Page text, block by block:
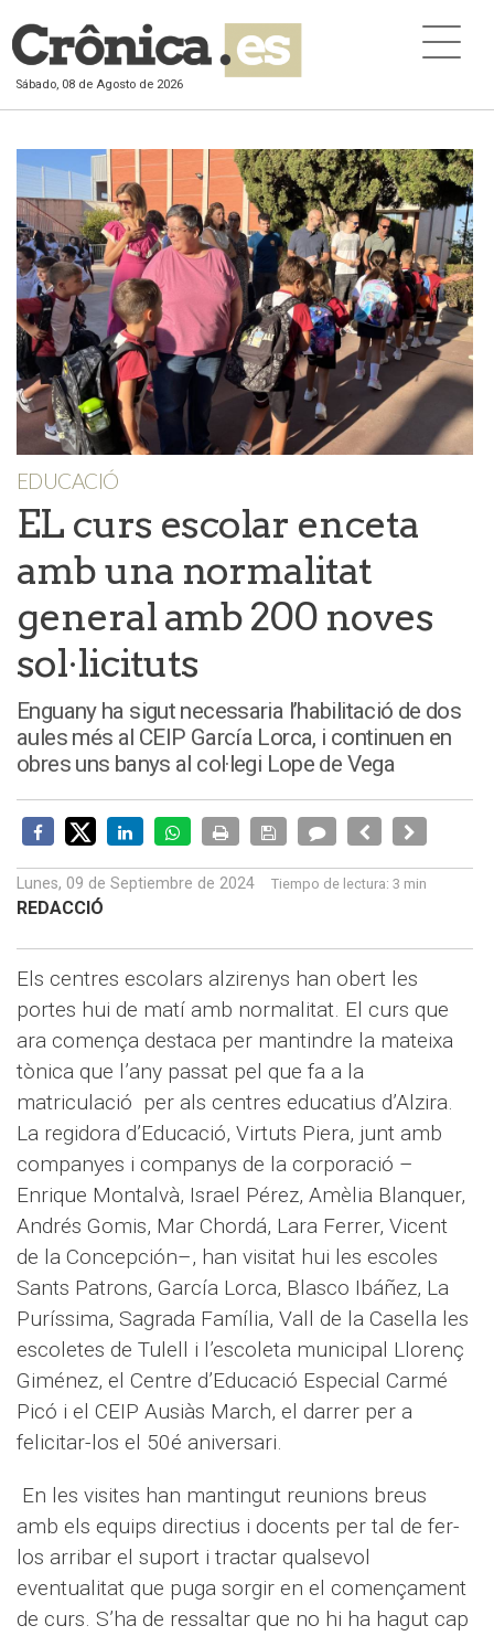
Sábado, 08 de Agosto de 2026
EDUCACIÓ
EL curs escolar enceta
amb una normalitat
general amb 200 noves
sol·licituts
Enguany ha sigut necessaria l’habilitació de dos
aules més al CEIP García Lorca, i continuen en
obres uns banys al col·legi Lope de Vega
Lunes, 09 de Septiembre de 2024 Tiempo de lectura: 3 min
REDACCIÓ
Els centres escolars alzirenys han obert les
portes hui de matí amb normalitat. El curs que
ara comença destaca per mantindre la mateixa
tònica que l’any passat pel que fa a la
matriculació per als centres educatius d’Alzira.
La regidora d’Educació, Virtuts Piera, junt amb
companyes i companys de la corporació –
Enrique Montalvà, Israel Pérez, Amèlia Blanquer,
Andrés Gomis, Mar Chordá, Lara Ferrer, Vicent
de la Concepción–, han visitat hui les escoles
Sants Patrons, García Lorca, Blasco Ibáñez, La
Puríssima, Sagrada Família, Vall de la Casella les
escoletes de Tulell i l’escoleta municipal Llorenç
Giménez, el Centre d’Educació Especial Carmé
Picó i el CEIP Ausiàs March, el darrer per a
felicitar-los el 50é aniversari.
En les visites han mantingut reunions breus
amb els equips directius i docents per tal de fer-
los arribar el suport i tractar qualsevol
eventualitat que puga sorgir en el començament
de curs. S’ha de ressaltar que no hi ha hagut cap